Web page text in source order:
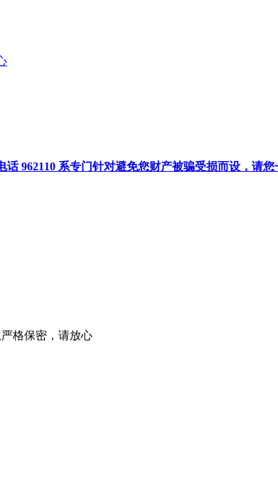
962110 系专门针对避免您财产被骗受损而设，请您
格保密，请放心